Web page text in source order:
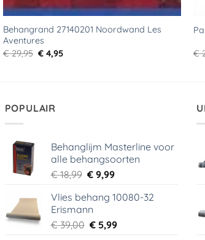
Behangrand 27140201 Noordwand Les
Aventures
€29,95 Oorspronkelijke
prijs
€ 4,95Huidige €
POPULAIR
Behanglijm Masterline voor
alle behangsoorten
€18,99 Oorspronkelijke
was:
€ 18,99.
€ 9,99Huidige
is:
Vlies behang 10080-32
Erismann
€39,00 Oorspronkelijke
€ 5,99Huidige